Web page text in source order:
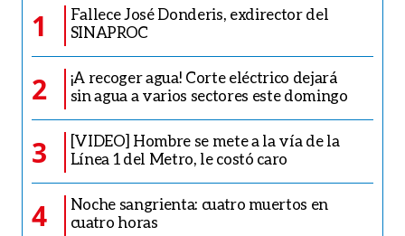
1
Fallece José Donderis, exdirector del
SINAPROC
2
¡A recoger agua! Corte eléctrico dejará
sin agua a varios sectores este domingo
3
[VIDEO] Hombre se mete a la vía de la
Línea 1 del Metro, le costó caro
4
Noche sangrienta: cuatro muertos en
cuatro horas